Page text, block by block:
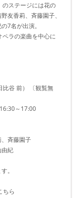
のステージには花の
友香莉、斉藤園子、
7名が出演。
ペラの楽曲を中心に
比谷 前） 〔観覧無
～17:00
、斉藤園子
由紀
。
ちら